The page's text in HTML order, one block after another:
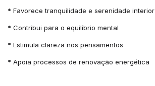
* Favorece tranquilidade e serenidade interior
* Contribui para o equilíbrio mental
* Estimula clareza nos pensamentos
* Apoia processos de renovação energética